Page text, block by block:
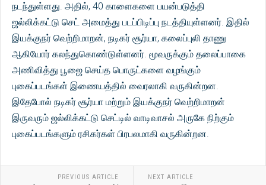
நடந்துள்ளது. அதில், 40 காளைகளை பயன்படுத்தி
ஜல்லிக்கட்டு செட் அமைத்து படப்பிடிப்பு நடத்தியுள்ளனர். இதில்
இயக்குநர் வெற்றிமாறன், நடிகர் சூர்யா, கலைப்புலி தாணு
ஆகியோர் கலந்துகொண்டுள்ளனர். மூவருக்கும் தலைப்பாகை
அணிவித்து பூஜை செய்த பொருட்களை வழங்கும்
புகைப்படங்கள் இணையத்தில் வைரலாகி வருகின்றன.
இதேபோல் நடிகர் சூர்யா மற்றும் இயக்குநர் வெற்றிமாறன்
இருவரும் ஜல்லிக்கட்டு செட்டில் வாடிவாசல் அருகே நிற்கும்
புகைப்படங்களும் ரசிகர்கள் பிரபலமாகி வருகின்றன.
PREVIOUS ARTICLE NEXT ARTICLE